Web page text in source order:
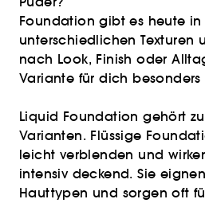
Foundation gibt es heute in
unterschiedlichen Texturen
nach Look, Finish oder
Variante für dich
Liquid Foundation gehört
Varianten. Flüssige
leicht verblenden und
intensiv deckend. Sie
Hauttypen und sorgen oft